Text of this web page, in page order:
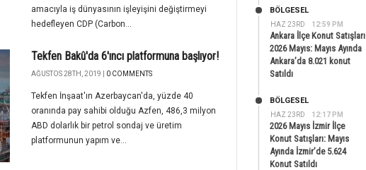
amacıyla iş dünyasının işleyişini değiştirmeyi
hedefleyen CDP (Carbon...
Tekfen Bakû'da 6'ıncı platformuna başlıyor!
AĞUSTOS 28TH, 2019 | 0 COMMENTS
Tekfen İnşaat'ın Azerbaycan'da, yüzde 40
oranında pay sahibi olduğu Azfen, 486,3 milyon
ABD dolarlık bir petrol sondaj ve üretim
platformunun yapım ve...
HAZ 23RD 12:59 PM
BÖLGESEL
Ankara İlçe Konut Satışları
2026 Mayıs: Mayıs Ayında
Ankara’da 8.021 konut
Satıldı
HAZ 23RD 12:17 PM
BÖLGESEL
2026 Mayıs İzmir İlçe
Konut Satışları: Mayıs
Ayında İzmir’de 5.624
Konut Satıldı